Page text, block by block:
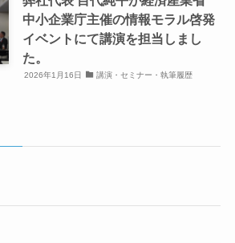
中小企業庁主催の情報モラル啓発
イベントにて講演を担当しまし
た。
2026年1月16日 講演・セミナー・執筆履歴